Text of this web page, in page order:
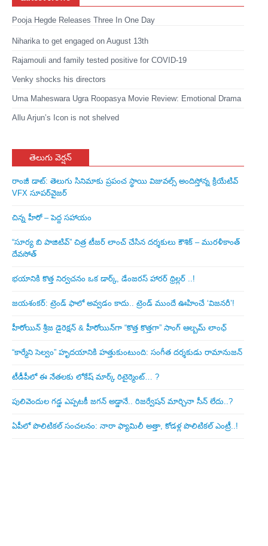
Pooja Hegde Releases Three In One Day
Niharika to get engaged on August 13th
Rajamouli and family tested positive for COVID-19
Venky shocks his directors
Uma Maheswara Ugra Roopasya Movie Review: Emotional Drama
Allu Arjun’s Icon is not shelved
తెలుగు వెర్షన్
రాంజీ డాట్: తెలుగు సినిమాకు ప్రపంచ స్థాయి విజువల్స్ అందిస్తోన్న క్రియేటివ్
VFX సూపర్‌వైజర్
చిన్న హీరో – పెద్ద సహాయం
“సూర్య బి పాజిటివ్” చిత్ర టీజర్ లాంచ్ చేసిన‌ దర్శకులు కౌశిక్ – మురళీకాంత్
దేవసోత్
భయానికి కొత్త నిర్వచనం ఒక డార్క్, డేంజరస్ హారర్ థ్రిల్లర్ ..!
జయశంకర్: ట్రెండ్‌ ఫాలో అవ్వడం కాదు.. ట్రెండ్‌ ముందే ఊహించే ‘విజనరీ’!
హీరోయిన్ శ్రీజ డైరెక్ష‌న్ & హీరోయిన్‌గా “కొత్త కొత్తగా” సాంగ్ ఆల్బమ్ లాంఛ్
“కార్మేని సెల్వం” హృదయానికి హత్తుకుంటుంది: సంగీత దర్శకుడు రామానుజన్
టీడీపీలో ఈ నేత‌ల‌కు లోకేష్ మార్క్ రిటైర్మెంట్‌… ?
పులివెందుల గ‌డ్డ ఎప్ప‌ట‌కీ జ‌గ‌న్ అడ్డానే.. రిజ‌ర్వేష‌న్ మార్చినా సీన్ లేదు..?
ఏపీలో పొలిటిక‌ల్ సంచ‌ల‌నం: నారా ఫ్యామిలీ అత్తా, కోడ‌ళ్ల పొలిటికల్ ఎంట్రీ..!